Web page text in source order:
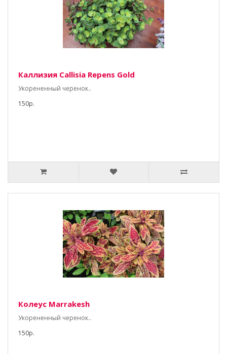
Каллизия Callisia Repens Gold
Укорененный черенок..
150р.
Колеус Marrakesh
Укорененный черенок..
150р.